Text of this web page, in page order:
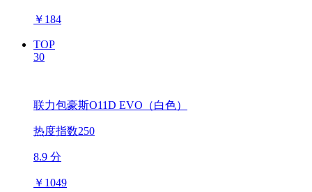
￥ 184
TOP
30
联力包豪斯O11D EVO（白色）
热度指数250
8.9 分
￥ 1049